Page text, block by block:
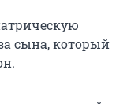
сына, который